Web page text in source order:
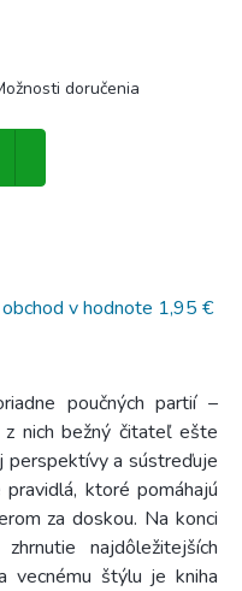
doručenia
v hodnote 1,95 €
poučných partií –
nich bežný čitateľ ešte
perspektívy a sústreďuje
ktoré pomáhajú
za doskou. Na konci
najdôležitejších
vecnému štýlu je kniha